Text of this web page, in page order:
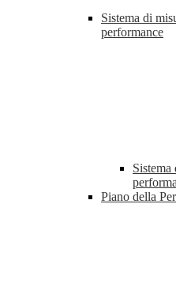
Sistema di
performance
Piano della